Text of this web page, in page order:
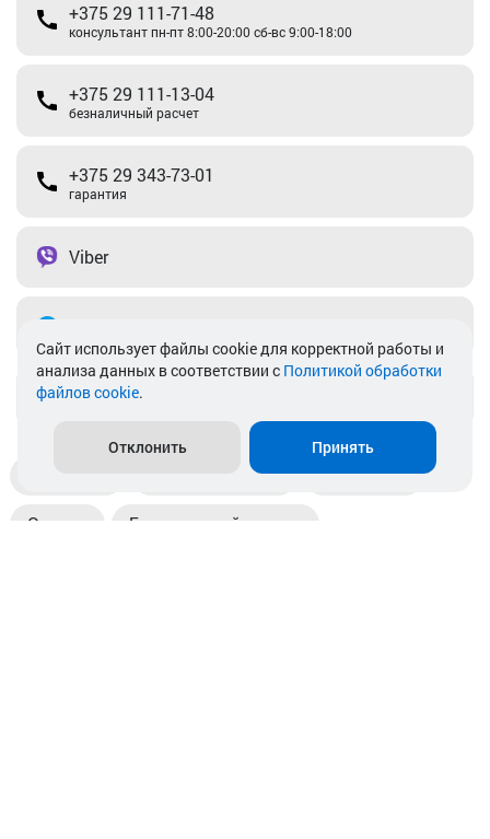
+375 29 111-71-48
консультант пн-пт 8:00-20:00 сб-вс 9:00-18:00
+375 29 111-13-04
безналичный расчет
+375 29 343-73-01
гарантия
Viber
info@akkamulik.by
Пункты выдачи Магазины
Оплата Безналичный расчет
Cайт использует файлы cookie для корректной работы и
анализа данных в соответствии с Политикой обработки
файлов cookie.
Отклонить Принять